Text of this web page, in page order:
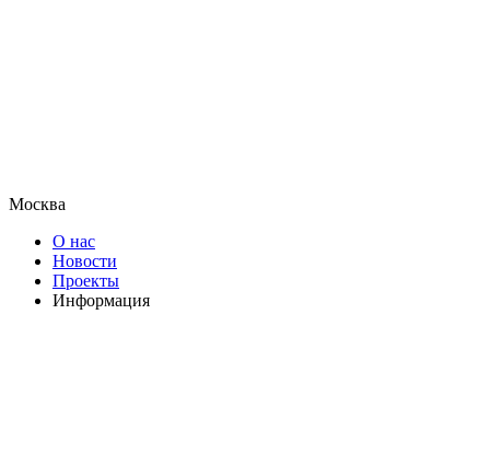
Москва
О нас
Новости
Проекты
Информация